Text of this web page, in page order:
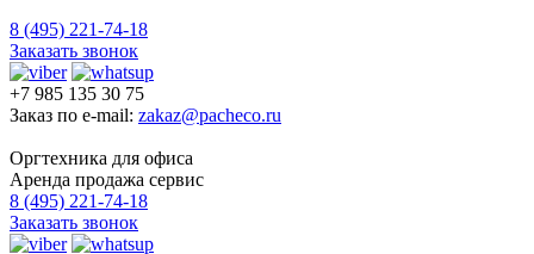
8 (495) 221-74-18
Заказать звонок
+7 985 135 30 75
Заказ по e-mail: zakaz@pacheco.ru
Оргтехника для офиса
Аренда продажа сервис
8 (495) 221-74-18
Заказать звонок